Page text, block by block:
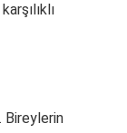
Bireylerin